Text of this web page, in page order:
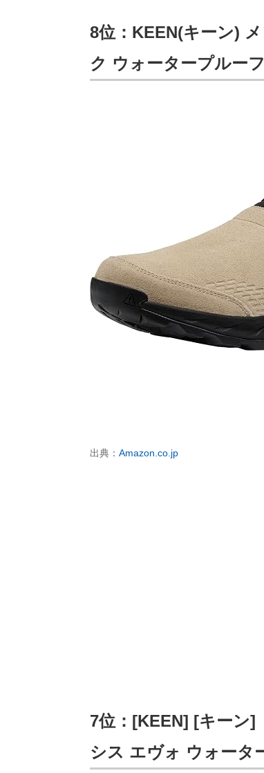
8位：KEEN(キーン)
ク ウォータープルー
出典： Amazon.co.jp
7位：[KEEN] [キーン]
シス エヴォ ウォータ